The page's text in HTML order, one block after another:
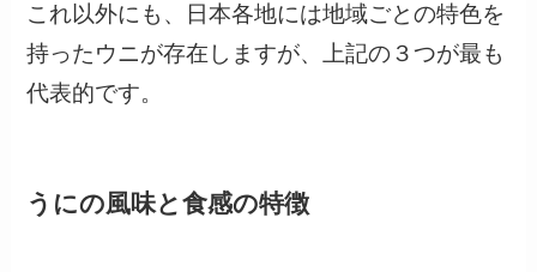
これ以外にも、日本各地には地域ごとの特色を
持ったウニが存在しますが、上記の３つが最も
代表的です。
うにの風味と食感の特徴